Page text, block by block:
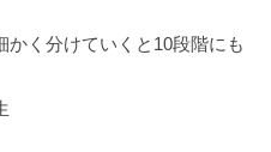
かく分けていくと10段階にも